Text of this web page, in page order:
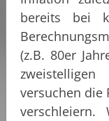
bereits bei
(z.B. 80er
versuchen die
verschleiern.